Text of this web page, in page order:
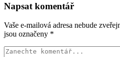
Napsat komentář
Vaše e-mailová adresa nebude
jsou označeny *